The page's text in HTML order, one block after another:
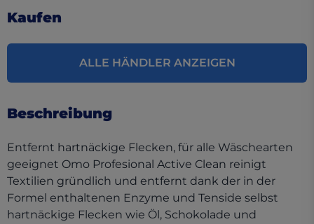
Kaufen
ALLE HÄNDLER ANZEIGEN
Beschreibung
Entfernt hartnäckige Flecken, für alle Wäschearten
geeignet Omo Profesional Active Clean reinigt
Textilien gründlich und entfernt dank der in der
Formel enthaltenen Enzyme und Tenside selbst
hartnäckige Flecken wie Öl, Schokolade und